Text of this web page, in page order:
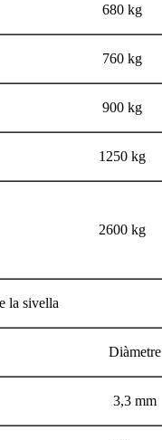
680 kg
760 kg
900 kg
1250 kg
2600 kg
la sivella
Diàmetre
3,3 mm